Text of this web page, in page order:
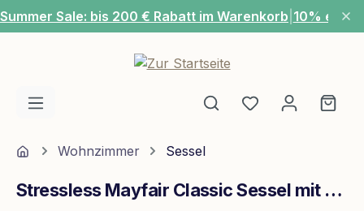
Zum Hauptinhalt springen
Summer Sale: bis 200 € Rabatt im Warenkorb 10% extra
Du hast 0
HomeWohnzimmer Sessel
Stressless Mayfair Classic Sessel mit Hocker L Leder Batick Mole Whitewash